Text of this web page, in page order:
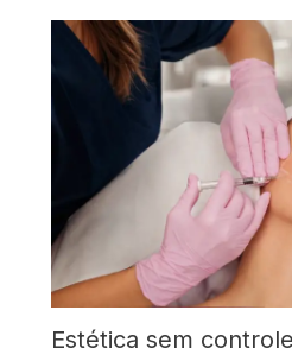
Estética sem